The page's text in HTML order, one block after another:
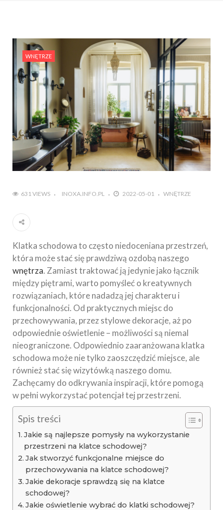
WNĘTRZE
631 VIEWS INOXA.INFO.PL 2022-05-01 WNĘTRZE
Klatka schodowa to często niedoceniana przestrzeń,
która może stać się prawdziwą ozdobą naszego
wnętrza. Zamiast traktować ją jedynie jako łącznik
między piętrami, warto pomyśleć o kreatywnych
rozwiązaniach, które nadadzą jej charakteru i
funkcjonalności. Od praktycznych miejsc do
przechowywania, przez stylowe dekoracje, aż po
odpowiednie oświetlenie – możliwości są niemal
nieograniczone. Odpowiednio zaaranżowana klatka
schodowa może nie tylko zaoszczędzić miejsce, ale
również stać się wizytówką naszego domu.
Zachęcamy do odkrywania inspiracji, które pomogą
w pełni wykorzystać potencjał tej przestrzeni.
Spis treści
Jakie są najlepsze pomysły na wykorzystanie
przestrzeni na klatce schodowej?
Jak stworzyć funkcjonalne miejsce do
przechowywania na klatce schodowej?
Jakie dekoracje sprawdzą się na klatce
schodowej?
Jakie oświetlenie wybrać do klatki schodowej?